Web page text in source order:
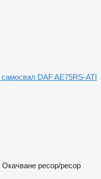
самосвал DAF AE75RS-ATI
Окачване ресор/ресор